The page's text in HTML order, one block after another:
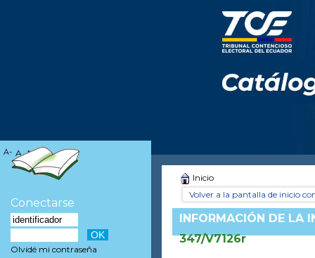
Inicio
Volver a la pantalla de inicio
INFORMACIÓN DE LA
347/V7126r
A- A A+
Conectarse
Olvidé mi contraseña